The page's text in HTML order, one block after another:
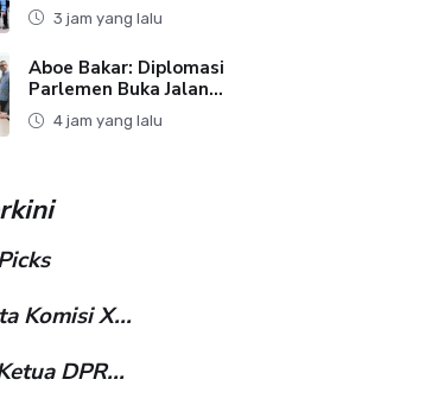
3 jam yang lalu
Aboe Bakar: Diplomasi
Parlemen Buka Jalan...
4 jam yang lalu
Komisi X...
DPR...